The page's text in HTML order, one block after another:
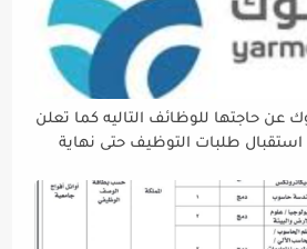
عن حاجتها للوظائف التاليه كما تعلن
طلبات التوظيف حتى نهاية
الجميع لاستكمال إجراءات التقديم.